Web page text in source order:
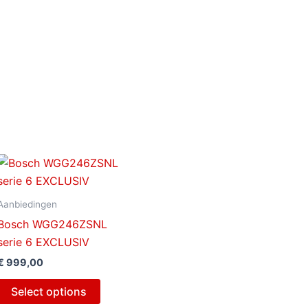
WGG246ZSNL
6 EXCLUSIV
999,00
Select options